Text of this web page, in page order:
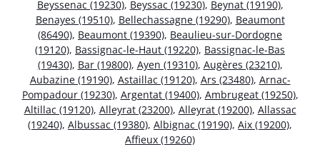
Beyssenac (19230), Beyssac (19230), Beynat (19190),
Benayes (19510), Bellechassagne (19290), Beaumont
(86490), Beaumont (19390), Beaulieu-sur-Dordogne
(19120), Bassignac-le-Haut (19220), Bassignac-le-Bas
(19430), Bar (19800), Ayen (19310), Augères (23210),
Aubazine (19190), Astaillac (19120), Ars (23480), Arnac-
Pompadour (19230), Argentat (19400), Ambrugeat (19250),
Altillac (19120), Alleyrat (23200), Alleyrat (19200), Allassac
(19240), Albussac (19380), Albignac (19190), Aix (19200),
Affieux (19260)